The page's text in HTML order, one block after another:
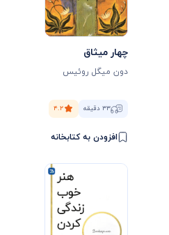
چهار میثاق
دون میگل روئیس
۳۳ دقیقه ۴.۲
افزودن به کتابخانه